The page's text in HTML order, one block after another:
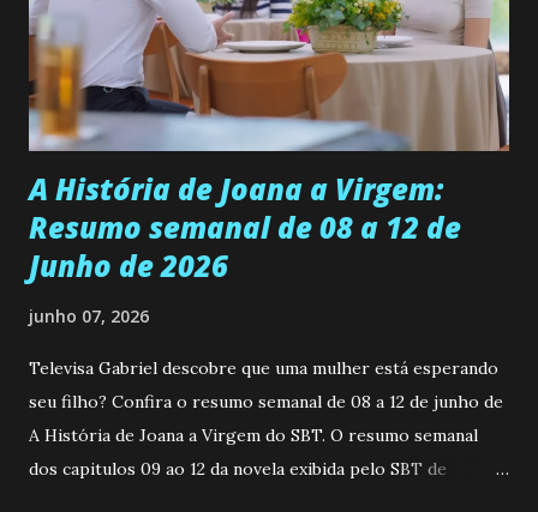
muito madura para a idade, determinada, criativa e
empática. Detesta injustiças e é uma ótima amiga. Pode ser
teimosa e muito persistente quando decide fazer algo.
Durante um exame ginecológico, ela é inseminada por eng...
A História de Joana a Virgem:
Resumo semanal de 08 a 12 de
Junho de 2026
junho 07, 2026
Televisa Gabriel descobre que uma mulher está esperando
seu filho? Confira o resumo semanal de 08 a 12 de junho de
A História de Joana a Virgem do SBT. O resumo semanal
dos capitulos 09 ao 12 da novela exibida pelo SBT de